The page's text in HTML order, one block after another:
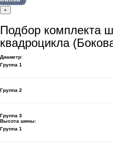
×
Подбор комплекта
квадроцикла
Диаметр:
Группа 1
Группа 2
Группа 3
Высота шины:
Группа 1